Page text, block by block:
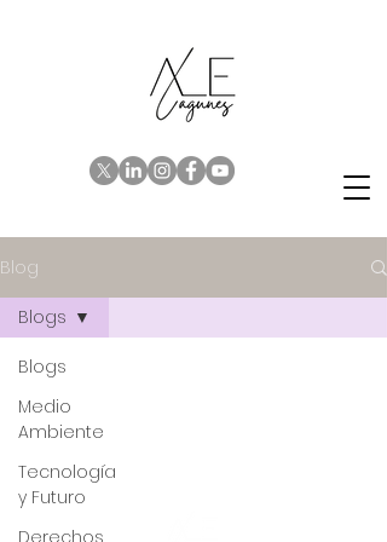
Blog
Blogs
Medio
Ambiente
Tecnología
y Futuro
Derechos
Blogs